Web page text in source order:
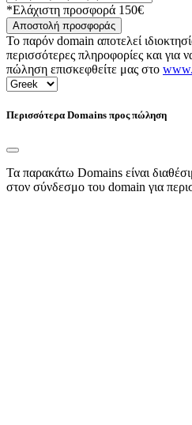
*Ελάχιστη προσφορά 150€
Αποστολή προσφοράς
Το παρόν domain αποτελεί
περισσότερες πληροφορίες και για
πώληση επισκεφθείτε μας στο
Περισσότερα Domains προς πώληση
Τα παρακάτω Domains είναι
στον σύνδεσμο του domain για